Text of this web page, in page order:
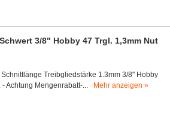
3/8" Hobby 47 Trgl. 1,3mm Nut
Treibgliedstärke 1.3mm 3/8" Hobby
Achtung Mengenrabatt-...
Mehr anzeigen »